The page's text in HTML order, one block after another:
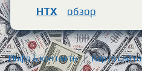
HTX обзор
Инфо & контакты | Карта сайта